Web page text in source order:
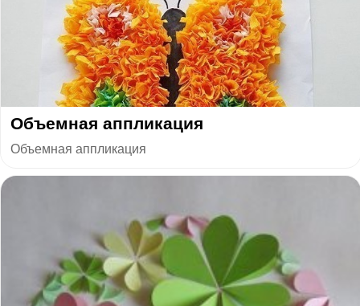
Объемная аппликация
Объемная аппликация